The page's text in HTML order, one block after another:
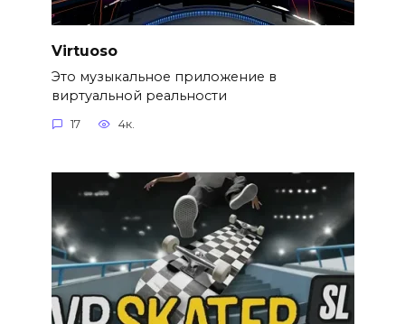
Virtuoso
Это музыкальное приложение в
виртуальной реальности
17 4к.